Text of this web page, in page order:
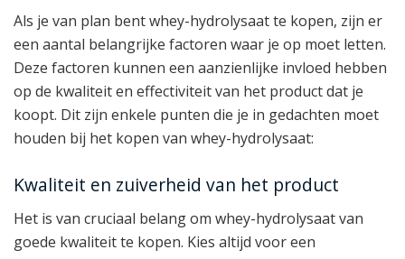
Als je van plan bent whey-hydrolysaat te kopen, zijn er
een aantal belangrijke factoren waar je op moet letten.
Deze factoren kunnen een aanzienlijke invloed hebben
op de kwaliteit en effectiviteit van het product dat je
koopt. Dit zijn enkele punten die je in gedachten moet
houden bij het kopen van whey-hydrolysaat:
Kwaliteit en zuiverheid van het product
Het is van cruciaal belang om whey-hydrolysaat van
goede kwaliteit te kopen. Kies altijd voor een